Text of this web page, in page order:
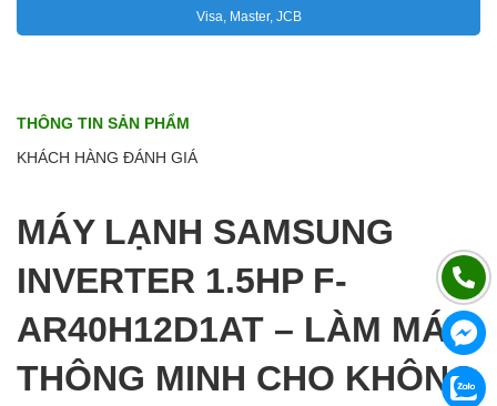
Visa, Master, JCB
THÔNG TIN SẢN PHẨM
KHÁCH HÀNG ĐÁNH GIÁ
MÁY LẠNH SAMSUNG
INVERTER 1.5HP F-
AR40H12D1AT – LÀM MÁT
THÔNG MINH CHO KHÔNG